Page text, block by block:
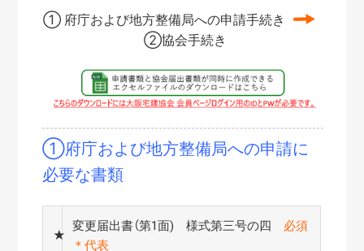
① 府庁および地方整備局への申請手続き
②協会手続き
①府庁および地方整備局への申請に
必要な書類
★
変更届出書（第1面) 様式第三号の四 必須
＊代表